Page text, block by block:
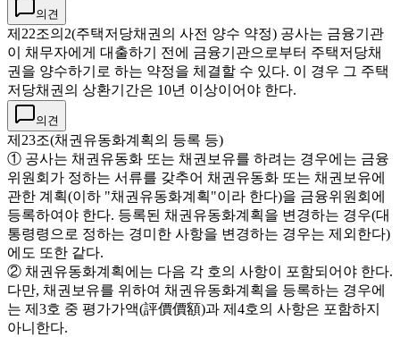
의견
제22조의2(주택저당채권의 사전 양수 약정) 공사는 금융기관
이 채무자에게 대출하기 전에 금융기관으로부터 주택저당채
권을 양수하기로 하는 약정을 체결할 수 있다. 이 경우 그 주택
저당채권의 상환기간은 10년 이상이어야 한다.
의견
제23조(채권유동화계획의 등록 등)
① 공사는 채권유동화 또는 채권보유를 하려는 경우에는 금융
위원회가 정하는 서류를 갖추어 채권유동화 또는 채권보유에
관한 계획(이하 "채권유동화계획"이라 한다)을 금융위원회에
등록하여야 한다. 등록된 채권유동화계획을 변경하는 경우(대
통령령으로 정하는 경미한 사항을 변경하는 경우는 제외한다)
에도 또한 같다.
② 채권유동화계획에는 다음 각 호의 사항이 포함되어야 한다.
다만, 채권보유를 위하여 채권유동화계획을 등록하는 경우에
는 제3호 중 평가가액(評價價額)과 제4호의 사항은 포함하지
아니한다.